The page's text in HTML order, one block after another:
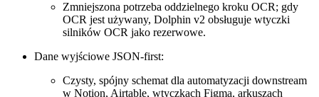
Zmniejszona potrzeba oddzielnego kroku OCR; gdy
OCR jest używany, Dolphin v2 obsługuje wtyczki
silników OCR jako rezerwowe.
Dane wyjściowe JSON-first:
Czysty, spójny schemat dla automatyzacji downstream
w Notion, Airtable, wtyczkach Figma, arkuszach